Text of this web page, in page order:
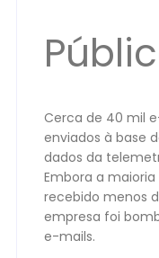
Cerca de 40 mil
enviados à base
dados da
Embora a
recebido menos
empresa foi
e-mails.